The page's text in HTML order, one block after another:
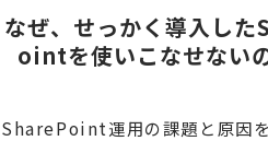
なぜ、せっかく導入し
ointを使いこなせない
SharePoint運用の課題と原因